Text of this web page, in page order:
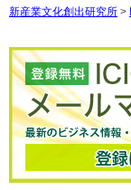
新産業文化創出研究所 >